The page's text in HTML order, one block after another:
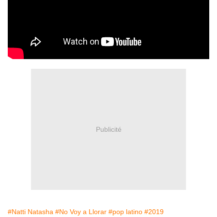
Publicité
#Natti Natasha #No Voy a Llorar #pop latino #2019